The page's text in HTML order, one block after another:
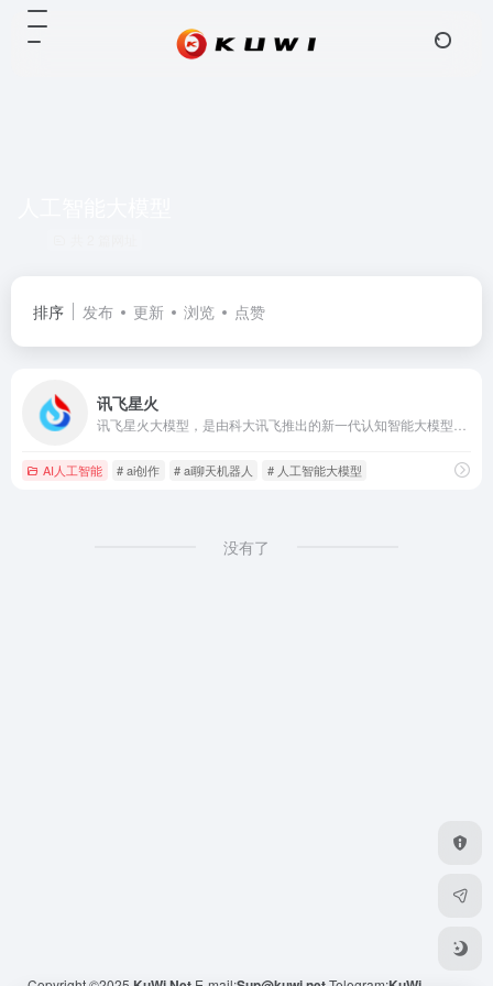
排序 发布 更新 浏览 点赞
讯飞星火
AI人工智能 # ai创作 # ai聊天机器人 # 人工智能大模型
没有了